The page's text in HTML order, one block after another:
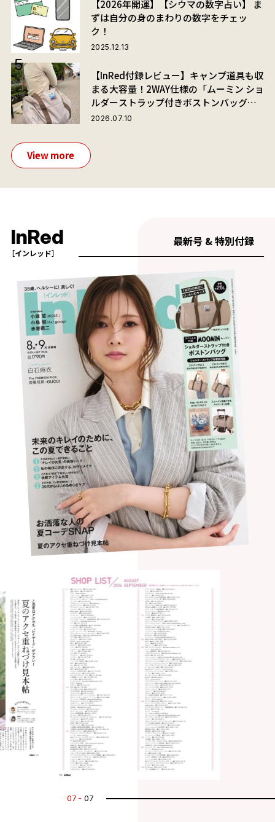
【2026年開運】【シウマの数字占い】 ま
ずは自分の身のまわりの数字をチェッ
ク！
2025.12.13
【InRed付録レビュー】キャンプ道具も収
まる大容量！2WAY仕様の「ムーミン ショ
ルダーストラップ付きボストンバッグ」
が夏旅におすすめな理由
2026.07.10
View more
InRed
［インレッド］
最新号 & 特別付録
07 07